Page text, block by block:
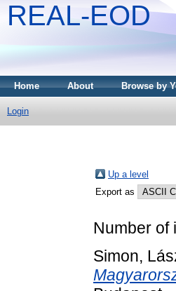
REAL-EOD
Home About Browse by
Login
Up a level
Export as
Number of
Simon,